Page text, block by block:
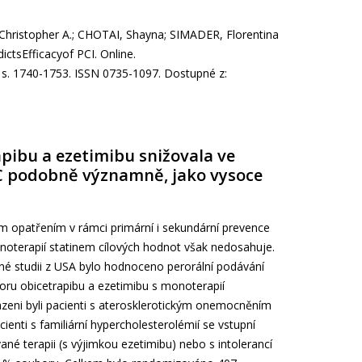
A.; CHOTAI, Shayna; SIMADER, Florentina
PCI. Online.
1740-1753. ISSN 0735-1097. Dostupné z:
a ezetimibu snižovala ve
významně, jako vysoce
opatřením v rámci primární i sekundární prevence
statinem cílových hodnot však nedosahuje.
studii z USA bylo hodnoceno perorální podávání
obicetrapibu a ezetimibu s monoterapií
byli pacienti s aterosklerotickým onemocněním
s familiární hypercholesterolémií se vstupní
terapii (s výjimkou ezetimibu) nebo s intolerancí